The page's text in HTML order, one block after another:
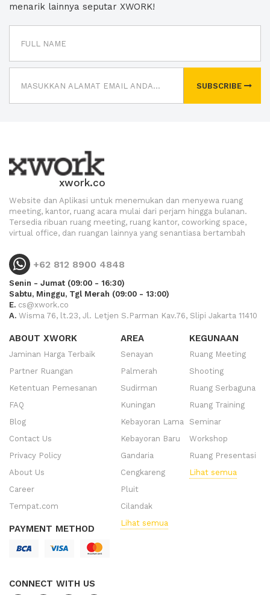
menarik lainnya seputar XWORK!
SUBSCRIBE
xwork.co
Website dan Aplikasi untuk menemukan dan menyewa ruang
meeting, kantor, ruang acara mulai dari perjam hingga bulanan.
Tersedia ribuan ruang meeting, ruang kantor, coworking space,
virtual office, dan ruangan lainnya yang senantiasa bertambah
+62 812 8900 4848
Senin - Jumat (09:00 - 16:30)
Sabtu, Minggu, Tgl Merah (09:00 - 13:00)
E. cs@xwork.co
A. Wisma 76, lt.23, Jl. Letjen S.Parman Kav.76, Slipi Jakarta 11410
ABOUT XWORK
Jaminan Harga Terbaik
Partner Ruangan
Ketentuan Pemesanan
FAQ
Blog
Contact Us
Privacy Policy
About Us
Career
Tempat.com
PAYMENT METHOD
CONNECT WITH US
AREA
Senayan
Palmerah
Sudirman
Kuningan
Kebayoran Lama
Kebayoran Baru
Gandaria
Cengkareng
Pluit
Cilandak
Lihat semua
KEGUNAAN
Ruang Meeting
Shooting
Ruang Serbaguna
Ruang Training
Seminar
Workshop
Ruang Presentasi
Lihat semua